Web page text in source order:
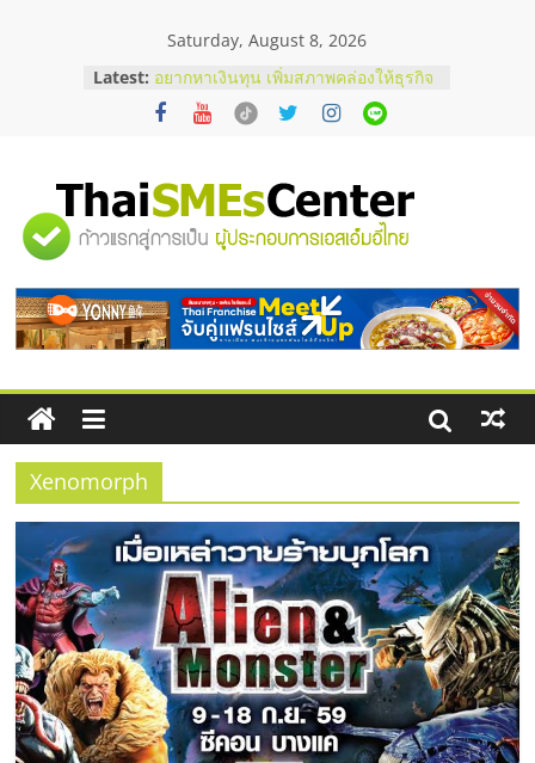
Saturday, August 8, 2026
Latest:
บริษัท Cybersecurity ในไทยที่ไหนดี?
วิธีเลือกผู้ให้บริการให้คุ้มค่าและตอบ
โจทย์ธุรกิจ
อยากหาเงินทุน เพิ่มสภาพคล่องให้ธุรกิจ
บริการน้ำมัน Shell
สัมมนาลงทุน แฟรนไชส์ยอนนี่
ThaiFranchise Meet Up จับคู่แฟรน
ร้านเครื่องเสียงคุณภาพสูง พร้อม
โซลูชันระบบภาพและเสียง
"ศูนย์
รวม
ข้อมูล
ธุรกิจ
SME
แห่ง
ประเทศไทย,
ThaiSMEsCenter,
Xenomorph